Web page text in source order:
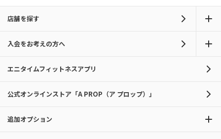
店舗を探す
入会をお考えの方へ
エニタイムフィットネスアプリ
公式オンラインストア「A PROP（ア プロップ）」
追加オプション